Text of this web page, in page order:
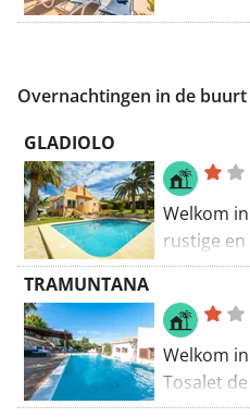
Overnachtingen in de buurt
GLADIOLO
Welkom
rustige en
Tosalet,
groot
en het
TRAMUNTANA
Welkom
Tosalet